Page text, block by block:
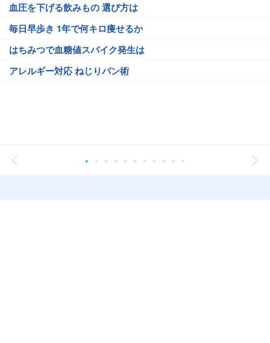
血圧を下げる飲みもの 選び方は
毎日早歩き 1年で何キロ痩せるか
はちみつで血糖値スパイク発生は
アレルギー対応 ねじりパン術